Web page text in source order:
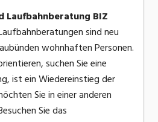
Laufbahnberatung BIZ
sind neu
wohnhaften Personen.
suchen Sie eine
ist ein Wiedereinstieg der
Sie in einer anderen
Sie das